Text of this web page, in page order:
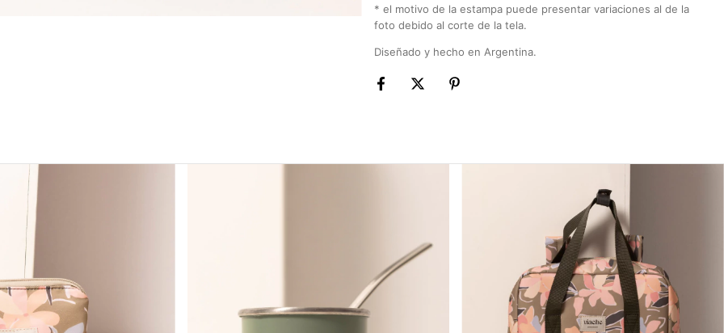
* el motivo de la estampa puede presentar variaciones al de la
foto debido al corte de la tela.
Diseñado y hecho en Argentina.